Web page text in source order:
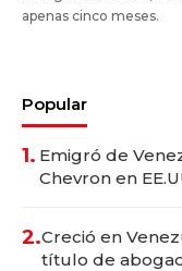
apenas cinco meses.
Popular
1. Emigró de
Chevron en
2.Creció en
título de